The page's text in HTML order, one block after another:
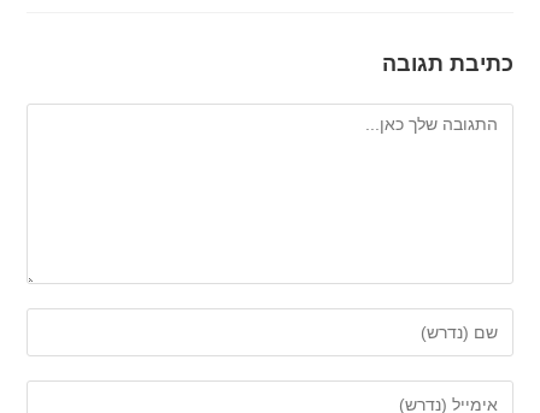
כתיבת תגובה
להגיב
את
השם